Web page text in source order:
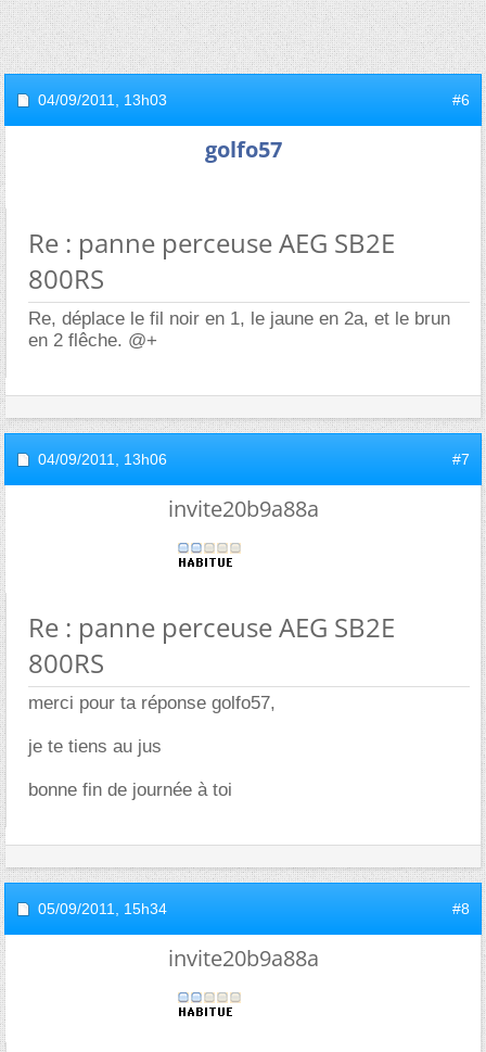
04/09/2011, 13h03 #6
golfo57
Re : panne perceuse AEG SB2E
800RS
Re, déplace le fil noir en 1, le jaune en 2a, et le brun
en 2 flêche. @+
04/09/2011, 13h06 #7
invite20b9a88a
Re : panne perceuse AEG SB2E
800RS
merci pour ta réponse golfo57,
je te tiens au jus
bonne fin de journée à toi
05/09/2011, 15h34 #8
invite20b9a88a